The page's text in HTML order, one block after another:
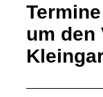
um den